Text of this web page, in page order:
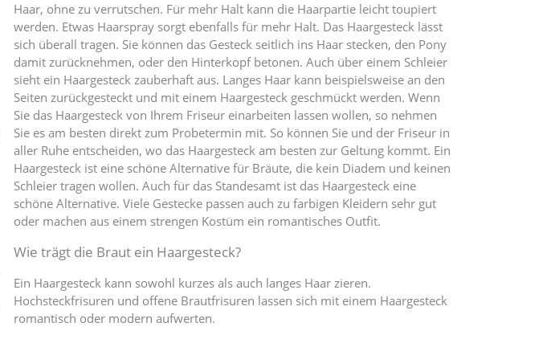
Haar, ohne zu verrutschen. Für mehr Halt kann die Haarpartie leicht toupiert
werden. Etwas Haarspray sorgt ebenfalls für mehr Halt. Das Haargesteck lässt
sich überall tragen. Sie können das Gesteck seitlich ins Haar stecken, den Pony
damit zurücknehmen, oder den Hinterkopf betonen. Auch über einem Schleier
sieht ein Haargesteck zauberhaft aus. Langes Haar kann beispielsweise an den
Seiten zurückgesteckt und mit einem Haargesteck geschmückt werden. Wenn
Sie das Haargesteck von Ihrem Friseur einarbeiten lassen wollen, so nehmen
Sie es am besten direkt zum Probetermin mit. So können Sie und der Friseur in
aller Ruhe entscheiden, wo das Haargesteck am besten zur Geltung kommt. Ein
Haargesteck ist eine schöne Alternative für Bräute, die kein Diadem und keinen
Schleier tragen wollen. Auch für das Standesamt ist das Haargesteck eine
schöne Alternative. Viele Gestecke passen auch zu farbigen Kleidern sehr gut
oder machen aus einem strengen Kostüm ein romantisches Outfit.
Wie trägt die Braut ein Haargesteck?
Ein Haargesteck kann sowohl kurzes als auch langes Haar zieren.
Hochsteckfrisuren und offene Brautfrisuren lassen sich mit einem Haargesteck
romantisch oder modern aufwerten.